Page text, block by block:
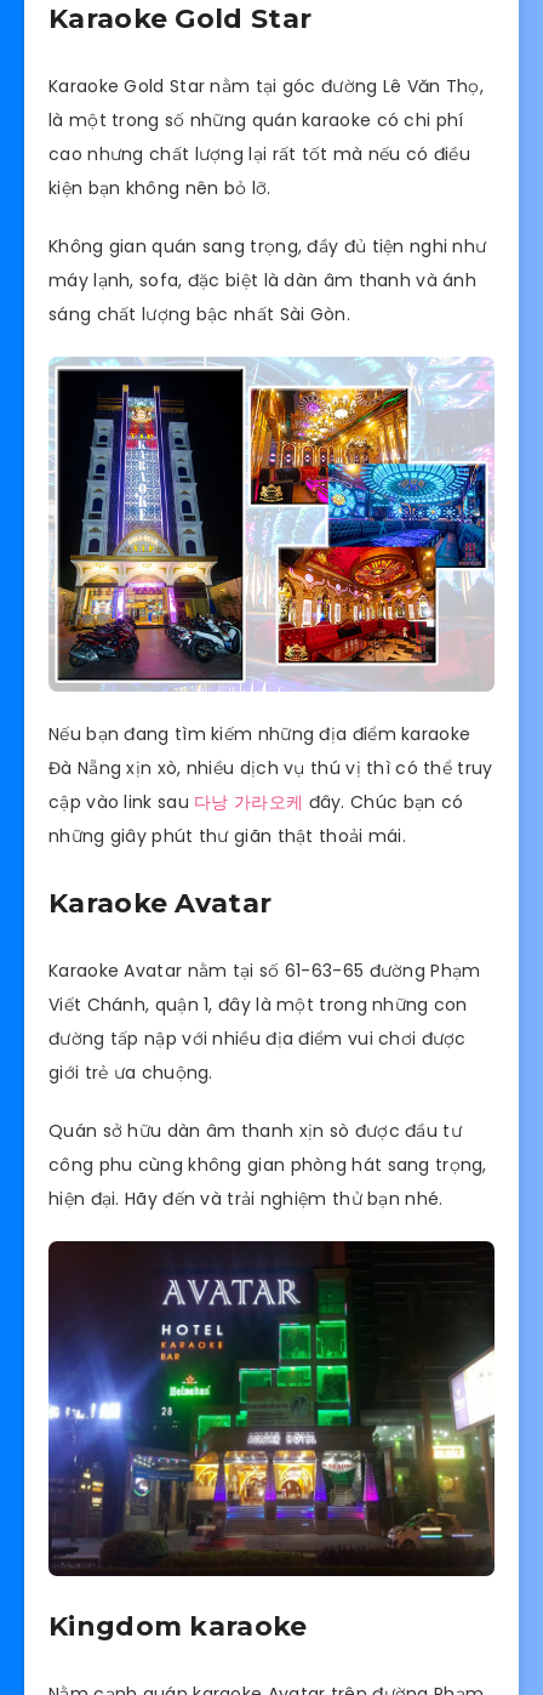
Karaoke Gold Star
Karaoke Gold Star nằm tại góc đường Lê Văn Thọ,
là một trong số những quán karaoke có chi phí
cao nhưng chất lượng lại rất tốt mà nếu có điều
kiện bạn không nên bỏ lỡ.
Không gian quán sang trọng, đầy đủ tiện nghi như
máy lạnh, sofa, đặc biệt là dàn âm thanh và ánh
sáng chất lượng bậc nhất Sài Gòn.
Nếu bạn đang tìm kiếm những địa điểm karaoke
Đà Nẵng xịn xò, nhiều dịch vụ thú vị thì có thể truy
cập vào link sau 다낭 가라오케 đây. Chúc bạn có
những giây phút thư giãn thật thoải mái.
Karaoke Avatar
Karaoke Avatar nằm tại số 61-63-65 đường Phạm
Viết Chánh, quận 1, đây là một trong những con
đường tấp nập với nhiều địa điểm vui chơi được
giới trẻ ưa chuộng.
Quán sở hữu dàn âm thanh xịn sò được đầu tư
công phu cùng không gian phòng hát sang trọng,
hiện đại. Hãy đến và trải nghiệm thử bạn nhé.
Kingdom karaoke